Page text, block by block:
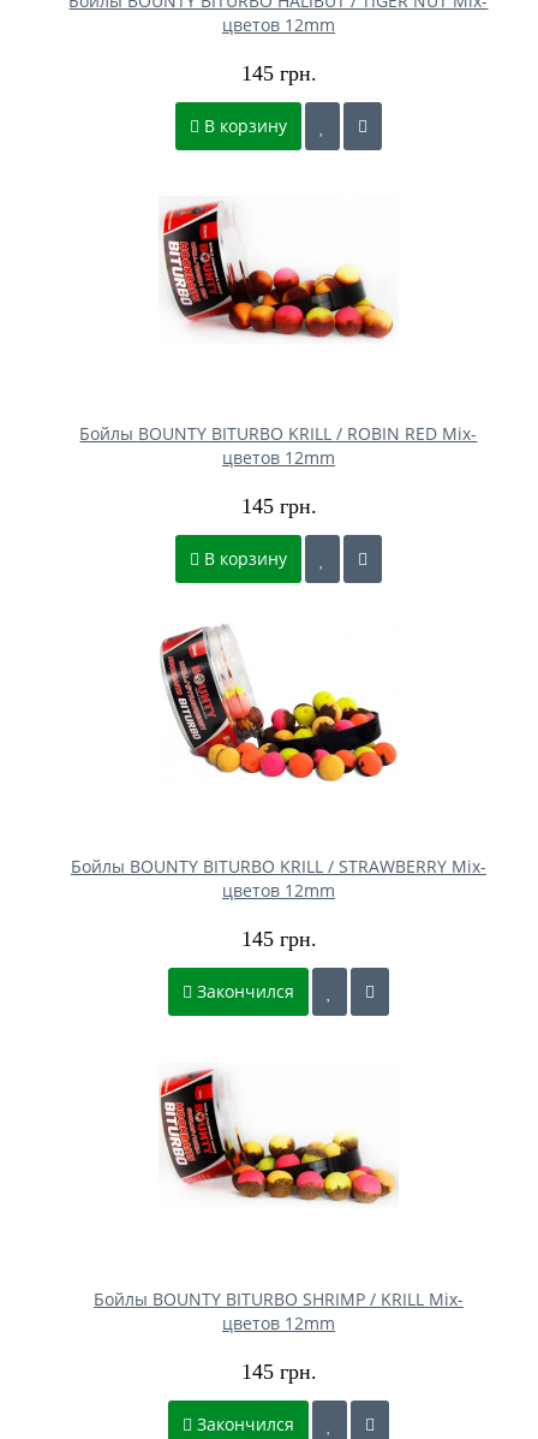
цветов 12mm
145 грн.
В корзину
Бойлы BOUNTY BITURBO KRILL / ROBIN RED Mix-
цветов 12mm
145 грн.
В корзину
Бойлы BOUNTY BITURBO KRILL / STRAWBERRY Mix-
цветов 12mm
145 грн.
Закончился
Бойлы BOUNTY BITURBO SHRIMP / KRILL Mix-
цветов 12mm
145 грн.
Закончился